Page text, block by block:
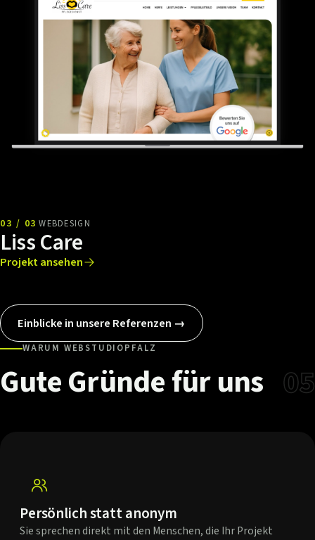
03 / 03 WEBDESIGN
Liss Care
Projekt ansehen
Einblicke in unsere Referenzen →
WARUM WEBSTUDIOPFALZ
GuteGründefüruns 05
Persönlich statt anonym
Sie sprechen direkt mit den Menschen, die Ihr Projekt